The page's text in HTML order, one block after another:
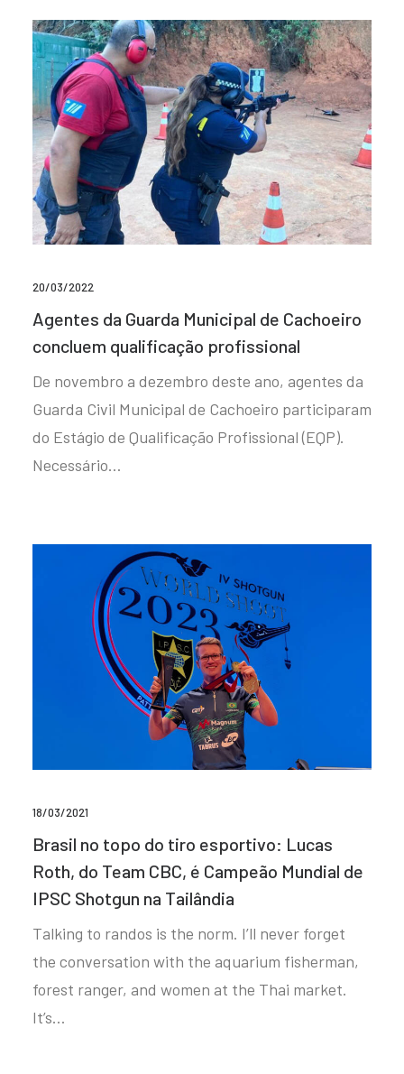
20/03/2022
Agentes da Guarda Municipal de Cachoeiro
concluem qualificação profissional
De novembro a dezembro deste ano, agentes da
Guarda Civil Municipal de Cachoeiro participaram
do Estágio de Qualificação Profissional (EQP).
Necessário…
18/03/2021
Brasil no topo do tiro esportivo: Lucas
Roth, do Team CBC, é Campeão Mundial de
IPSC Shotgun na Tailândia
Talking to randos is the norm. I’ll never forget
the conversation with the aquarium fisherman,
forest ranger, and women at the Thai market.
It’s…